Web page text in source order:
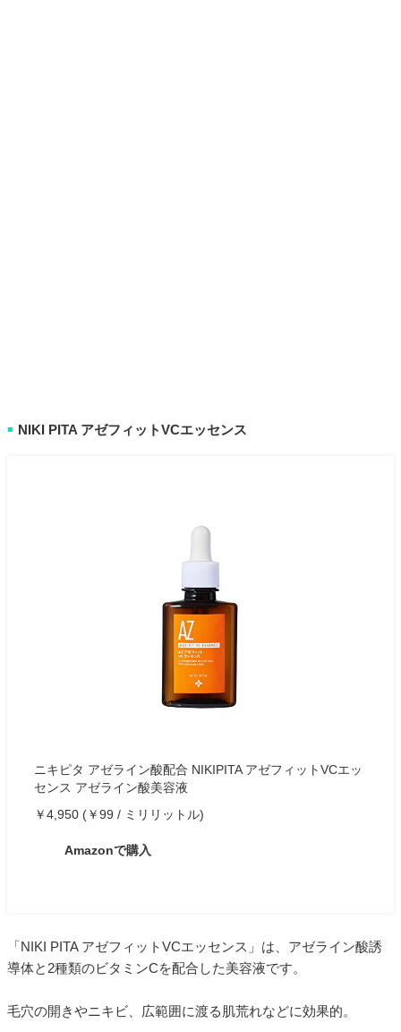
■ NIKI PITA アゼフィットVCエッセンス
ニキピタ アゼライン酸配合 NIKIPITA アゼフィットVCエッ
センス アゼライン酸美容液
￥4,950 (￥99 / ミリリットル)
Amazonで購入
「NIKI PITA アゼフィットVCエッセンス」は、アゼライン酸誘
導体と2種類のビタミンCを配合した美容液です。
毛穴の開きやニキビ、広範囲に渡る肌荒れなどに効果的。